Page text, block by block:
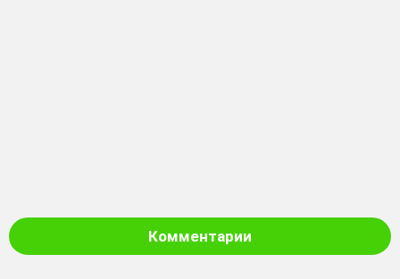
Комментарии